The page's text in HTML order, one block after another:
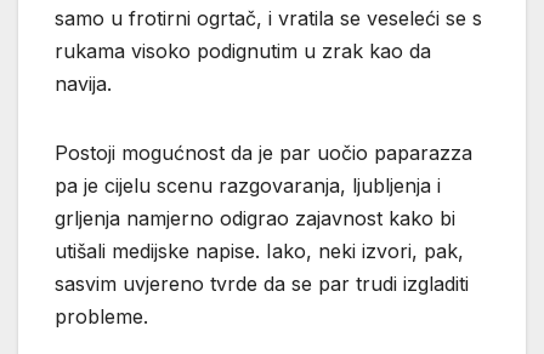
samo u frotirni ogrtač, i vratila se veseleći se s
rukama visoko podignutim u zrak kao da
navija.
Postoji mogućnost da je par uočio paparazza
pa je cijelu scenu razgovaranja, ljubljenja i
grljenja namjerno odigrao zajavnost kako bi
utišali medijske napise. Iako, neki izvori, pak,
sasvim uvjereno tvrde da se par trudi izgladiti
probleme.